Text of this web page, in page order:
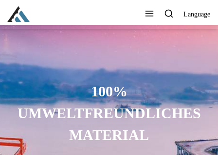
Language
100%
UMWELTFREUNDLICHES
MATERIAL